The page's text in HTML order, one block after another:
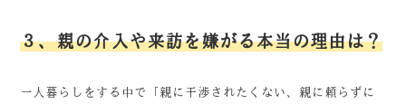
３、親の介入や来訪を嫌がる本当の理由は？
一人暮らしをする中で「親に干渉されたくない、親に頼らずに